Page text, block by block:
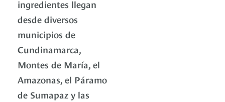
ingredientes llegan
desde diversos
municipios de
Cundinamarca,
Montes de María, el
Amazonas, el Páramo
de Sumapaz y las